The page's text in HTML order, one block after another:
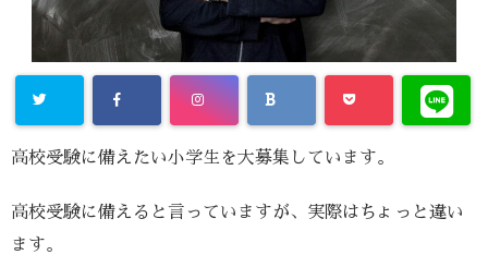
高校受験に備えたい小学生を大募集しています。
高校受験に備えると言っていますが、実際はちょっと違い
ます。